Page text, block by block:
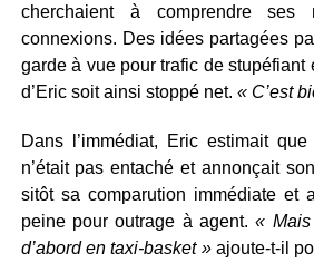
cherchaient à comprendre ses
connexions. Des idées partagées
garde à vue pour trafic de stupéfiant
d’Eric soit ainsi stoppé net. « C’est
Dans l’immédiat, Eric estimait
n’était pas entaché et annonçait
sitôt sa comparution immédiate et
peine pour outrage à agent.«
d’abord en taxi-basket »ajoute-t-il